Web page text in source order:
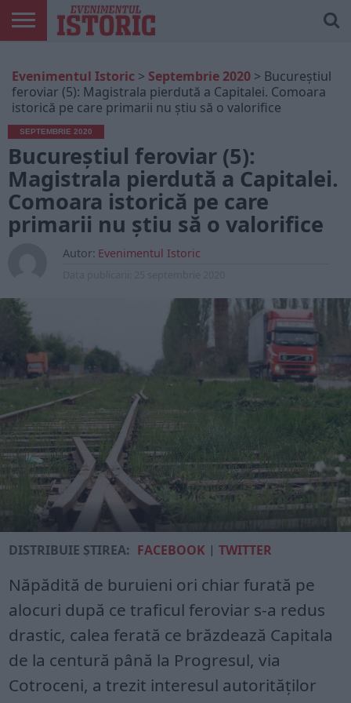
ONLINE
EDIȚII
TIPĂRITE
ISTORIC
PLAY
CONTUL
MEU
Evenimentul Istoric > Septembrie 2020 > Bucureștiul
feroviar (5): Magistrala pierdută a Capitalei. Comoara
istorică pe care primarii nu știu să o valorifice
SEPTEMBRIE 2020
Bucureștiul feroviar (5):
Magistrala pierdută a Capitalei.
Comoara istorică pe care
primarii nu știu să o valorifice
Autor: Evenimentul Istoric
DISTRIBUIE ȘTIREA: FACEBOOK |TWITTER
Năpădită de buruieni ori chiar furată pe
alocuri după ce traficul feroviar s-a redus
drastic, calea ferată ce brăzdează Capitala
de la centură până la Progresul, via
Cotroceni, a trezit interesul autorităților